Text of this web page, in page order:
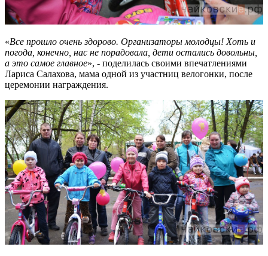
«Все прошло очень здорово. Организаторы молодцы! Хоть и
погода, конечно, нас не порадовала, дети остались довольны,
а это самое главное», - поделилась своими впечатлениями
Лариса Салахова, мама одной из участниц велогонки, после
церемонии награждения.